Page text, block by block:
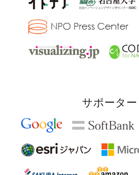
サポーター